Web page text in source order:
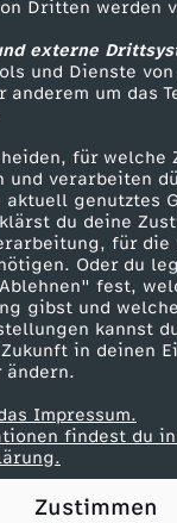
Dritten werden
externe
und Dienste
anderem um das
für welche
und verarbeiten
genutztes
du deine
für die
Oder du
fest,
gibst und
kannst
in deinen
ändern.
Impressum.
findest du
Zustimmen